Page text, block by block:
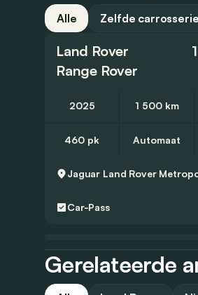
Alle Zelfde carrosserie
Land Rover
Range Rover
2025 1 500 km
460 pk Automaat
Car-Pass
Gerelateerde